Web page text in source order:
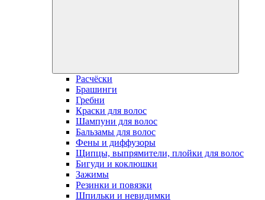
Расчёски
Брашинги
Гребни
Краски для волос
Шампуни для волос
Бальзамы для волос
Фены и диффузоры
Щипцы, выпрямители, плойки для волос
Бигуди и коклюшки
Зажимы
Резинки и повязки
Шпильки и невидимки